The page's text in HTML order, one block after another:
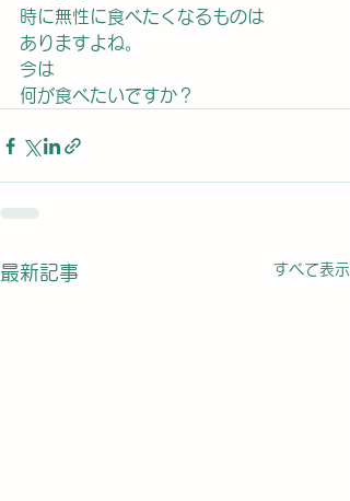
時に無性に食べたくなるものは
ありますよね。
今は
何が食べたいですか？
最新記事 すべて表示